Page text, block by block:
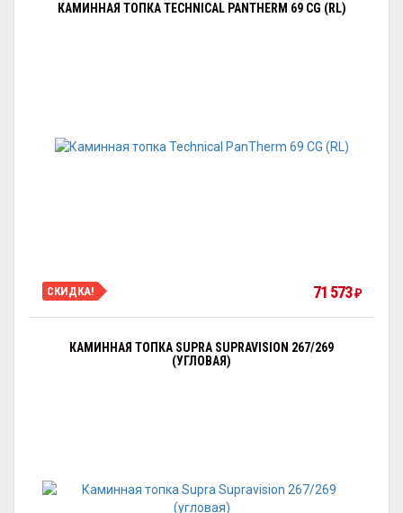
КАМИННАЯ ТОПКА TECHNICAL PANTHERM 69 CG (RL)
СКИДКА! 71 573 ₽
КАМИННАЯ ТОПКА SUPRA SUPRAVISION 267/269
(УГЛОВАЯ)